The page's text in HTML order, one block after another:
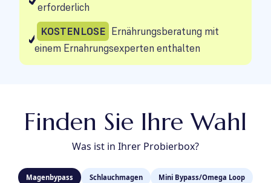
erforderlich
KOSTENLOSE Ernährungsberatung mit
einem Ernahrungsexperten enthalten
Finden Sie Ihre Wahl
Was ist in Ihrer Probierbox?
Magenbypass Schlauchmagen Mini Bypass/Omega Loop